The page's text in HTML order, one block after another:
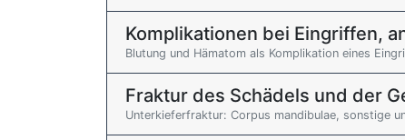
Komplikationen bei Eingriffen,
Blutung und Hämatom als Komplikation eines
Fraktur des Schädels und der
Unterkieferfraktur: Corpus mandibulae, sonstige